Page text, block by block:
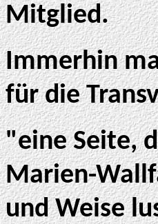
Mitglied.
Immerhin
für die
"eine Seite,
Marien-
und Weise